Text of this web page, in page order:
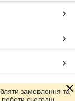
замовлення та